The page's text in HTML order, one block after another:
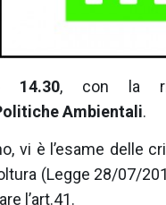
14.30, con la
Ambientali.
vi è l’esame delle
(Legge 28/07/
l’art.41.